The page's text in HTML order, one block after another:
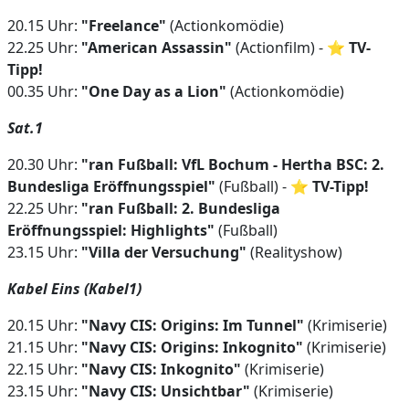
20.15 Uhr: "Freelance" (Actionkomödie)
22.25 Uhr: "American Assassin" (Actionfilm) - ⭐ TV-
Tipp!
00.35 Uhr: "One Day as a Lion" (Actionkomödie)
Sat.1
20.30 Uhr: "ran Fußball: VfL Bochum - Hertha BSC: 2.
Bundesliga Eröffnungsspiel" (Fußball) - ⭐ TV-Tipp!
22.25 Uhr: "ran Fußball: 2. Bundesliga
Eröffnungsspiel: Highlights" (Fußball)
23.15 Uhr: "Villa der Versuchung" (Realityshow)
Kabel Eins (Kabel1)
20.15 Uhr: "Navy CIS: Origins: Im Tunnel" (Krimiserie)
21.15 Uhr: "Navy CIS: Origins: Inkognito" (Krimiserie)
22.15 Uhr: "Navy CIS: Inkognito" (Krimiserie)
23.15 Uhr: "Navy CIS: Unsichtbar" (Krimiserie)